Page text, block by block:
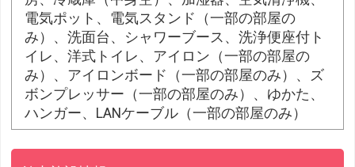
電気ポット、電気スタンド（一部の部屋の
み）、洗面台、シャワーブース、洗浄便座付ト
イレ、洋式トイレ、アイロン（一部の部屋の
み）、アイロンボード（一部の部屋のみ）、ズ
ボンプレッサー（一部の部屋のみ）、ゆかた、
ハンガー、LANケーブル（一部の部屋のみ）